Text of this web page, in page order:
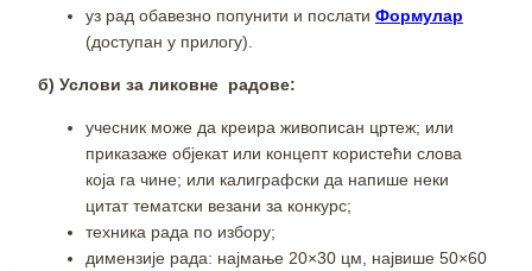
уз рад обавезно попунити и послати Формулар
(доступан у прилогу).
б) Услови за ликовне радове:
учесник може да креира живописан цртеж; или
приказаже објекат или концепт користећи слова
која га чине; или калиграфски да напише неки
цитат тематски везани за конкурс;
техника рада по избору;
димензије рада: нaјмање 20×30 цм, највише 50×60